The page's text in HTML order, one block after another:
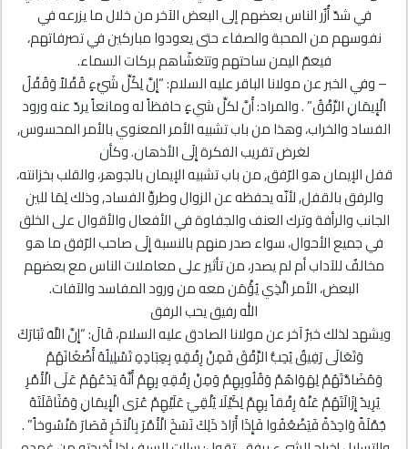
في شدّ أُزُر الناس بعضهم إلى البعض الآخر من خلال ما يزرعه في
نفوسهم من المحبة والصفاء حتى يعودوا مباركين في تصرفاتهم،
فيعمّ اليمن ساحتهم وتتغشّاهم بركات السماء.
– وفي الخبر عن مولانا الباقر عليه السلام: “إِنَّ لِكُلِّ شَيْ‌ءٍ قُفْلاً وَقُفْلُ
الْإِيمَانِ الرِّفْقُ” . والمراد: أَنَّ لكلِّ شيءٍ حافظاً له ومانعاً يردّ عنه ورود
الفساد والخراب، وهذا من باب تشبيه الأمر المعنوي بالأمر المحسوس,
لغرض تقريب الفكرة إِلَى الأذهان. وكأن
قفل الإيمان هو الرّفق, من باب تشبيه الإيمان بالجوهر، والقلب بخزانته،
والرفق بالقفل, لأنّه يحفظه عن الزوال وطروِّ الفساد, وذلك لِمَا للين
الجانب والرأفة وترك العنف والجفاوة في الأفعال والأقوال على الخلق
في جميع الأحوال، سواء صدر منهم بالنسبة إِلَى صاحب الرّفق ما هو
مخالفٌ للآداب أم لم يصدر، من تأثير على معاملات الناس مع بعضهم
البعض، الأمر الَّذِي يُؤْمَن معه من ورود المفاسد والآفات.
الله رفيق يحب الرفق
ويشهد لذلك خبرٌ آخر عن مولانا الصادق عليه السلام، قَالَ: “إِنَّ اللَّهَ تَبَارَكَ
وَتَعَالَى رَفِيقٌ يُحِبُّ الرِّفْقَ فَمِنْ رِفْقِهِ بِعِبَادِهِ تَسْلِيلُهُ أَضْغَانَهُمْ
وَمُضَادَّتَهُمْ لِهَوَاهُمْ وَقُلُوبِهِمْ وَمِنْ رِفْقِهِ بِهِمْ أَنَّهُ يَدَعُهُمْ عَلَى الْأَمْرِ
يُرِيدُ إِزَالَتَهُمْ عَنْهُ رِفْقاً بِهِمْ لِكَيْلَا يُلْقِيَ عَلَيْهِمْ عُرَى الْإِيمَانِ وَمُثَاقَلَتَهُ
جُمْلَةً وَاحِدَةً فَيَضْعُفُوا فَإِذَا أَرَادَ ذَلِكَ نَسَخَ الْأَمْرَ بِالْآخَرِ فَصَارَ مَنْسُوخاً” .